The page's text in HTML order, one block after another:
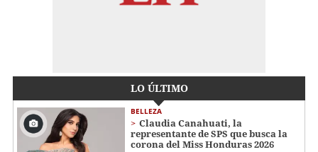
LO ÚLTIMO
BELLEZA
Claudia Canahuati, la
representante de SPS que busca la
corona del Miss Honduras 2026